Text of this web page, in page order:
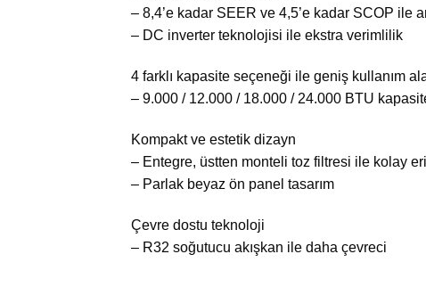
– 8,4’e kadar SEER ve 4,5’e kadar SCOP ile
– DC inverter teknolojisi ile ekstra verimlilik
4 farklı kapasite seçeneği ile geniş kullanım
– 9.000 / 12.000 / 18.000 / 24.000 BTU
Kompakt ve estetik dizayn
– Entegre, üstten monteli toz filtresi ile kolay
– Parlak beyaz ön panel tasarım
Çevre dostu teknoloji
– R32 soğutucu akışkan ile daha çevreci